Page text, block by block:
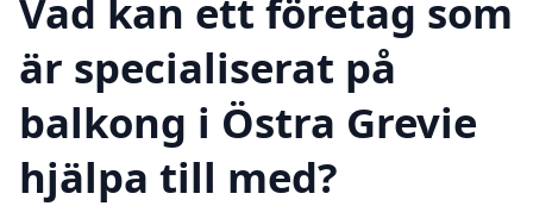
Vad kan ett företag som
är specialiserat på
balkong i Östra Grevie
hjälpa till med?